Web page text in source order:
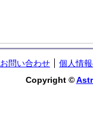
お問い合わせ
個人情
Copyright ©